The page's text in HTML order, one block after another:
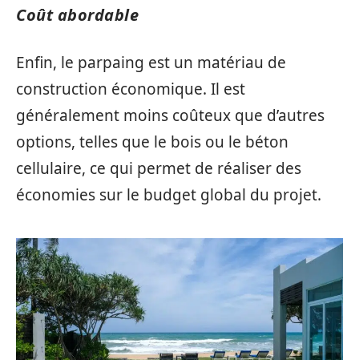
Coût abordable
Enfin, le parpaing est un matériau de
construction économique. Il est
généralement moins coûteux que d’autres
options, telles que le bois ou le béton
cellulaire, ce qui permet de réaliser des
économies sur le budget global du projet.